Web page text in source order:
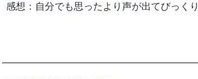
感想：自分でも思ったより声が出てびっく